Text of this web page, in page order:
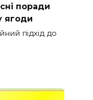
поради
ягоди
підхід до